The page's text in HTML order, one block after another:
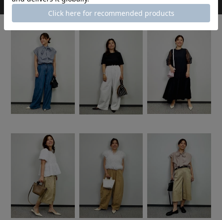
スタッフのその他のコーディネート